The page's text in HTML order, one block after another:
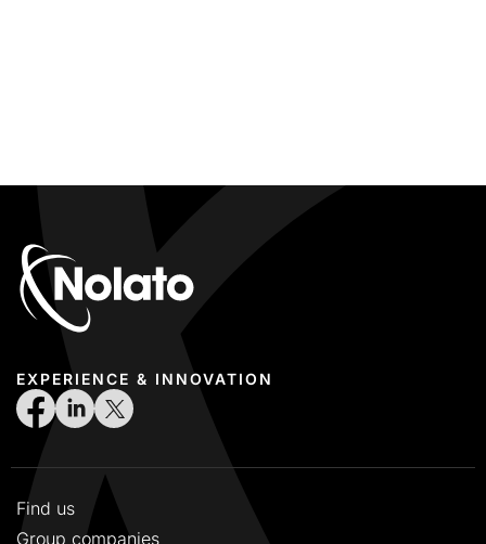
EXPERIENCE & INNOVATION
Find us
Group companies